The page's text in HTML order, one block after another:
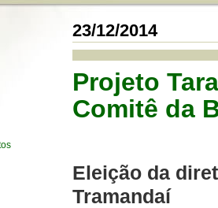
23/12/2014
Projeto
Comitê da
Eleição da
Tramandaí